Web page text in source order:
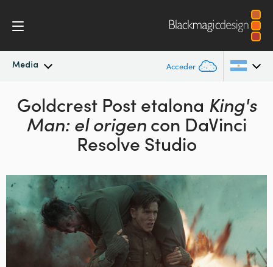
Media Acceder
Novedades
Archivo
Argentina
Australia
Brazil
Canada
China
Denmark
Goldcrest Post etalona King's
Man: el origencon DaVinci
Resolve Studio